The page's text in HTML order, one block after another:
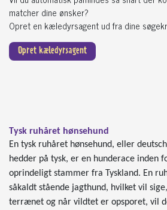
matcher dine ønsker?
Opret en kæledyrsagent ud fra dine
Opret kæledyrsagent
Tysk ruhåret hønsehund
En tysk ruhåret hønsehund, eller
hedder på tysk, er en hunderace inden
oprindeligt stammer fra Tyskland. En
såkaldt stående jagthund, hvilket vil
terrænet og når vildtet er opsporet, vil